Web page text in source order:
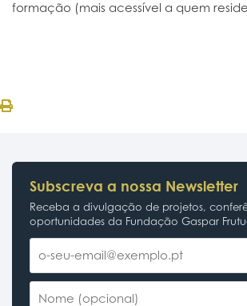
formação (mais acessível a quem
Subscreva a nossa Newsletter
Receba a divulgação de projetos,
oportunidades da Fundação Gaspar